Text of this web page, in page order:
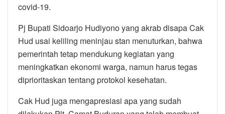
covid-19.
Pj Bupati Sidoarjo Hudiyono yang akrab disapa Cak
Hud usai keliling meninjau stan menuturkan, bahwa
pemerintah tetap mendukung kegiatan yang
meningkatkan ekonomi warga, namun harus tegas
diprioritaskan tentang protokol kesehatan.
Cak Hud juga mengapresiasi apa yang sudah